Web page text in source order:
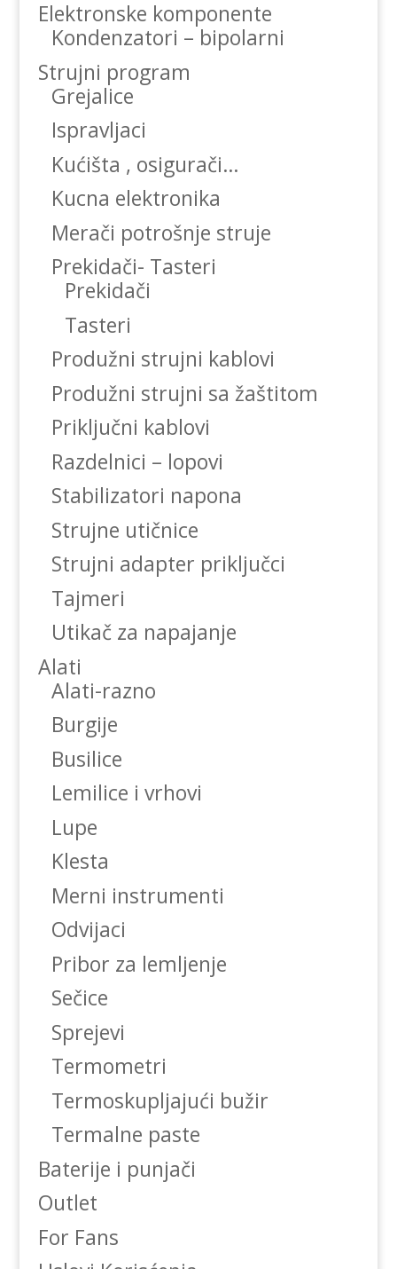
Elektronske komponente
Kondenzatori – bipolarni
Strujni program
Grejalice
Ispravljaci
Kućišta , osigurači…
Kucna elektronika
Merači potrošnje struje
Prekidači- Tasteri
Prekidači
Tasteri
Produžni strujni kablovi
Produžni strujni sa žaštitom
Priključni kablovi
Razdelnici – lopovi
Stabilizatori napona
Strujne utičnice
Strujni adapter priključci
Tajmeri
Utikač za napajanje
Alati
Alati-razno
Burgije
Busilice
Lemilice i vrhovi
Lupe
Klesta
Merni instrumenti
Odvijaci
Pribor za lemljenje
Sečice
Sprejevi
Termometri
Termoskupljajući bužir
Termalne paste
Baterije i punjači
Outlet
For Fans